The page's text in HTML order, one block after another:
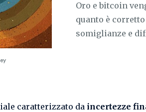
Oro e bitcoin
quanto è
somiglianze e
caratterizzato da incertezze